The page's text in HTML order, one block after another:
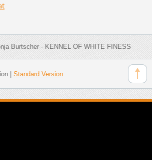
Burtscher - KENNEL OF WHITE FINESS
| Standard Version